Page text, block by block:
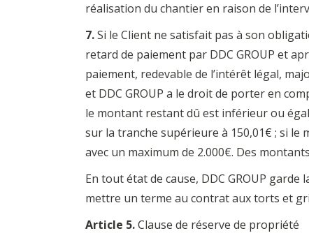
réalisation du chantier en raison de
7.Si le Client ne satisfait pas à son
retard de paiement par DDC GROUP et
paiement, redevable de l’intérêt légal,
et DDC GROUP a le droit de porter en
le montant restant dû est inférieur ou
sur la tranche supérieure à 150,01€ ; si
avec un maximum de 2.000€. Des
En tout état de cause, DDC GROUP
mettre un terme au contrat aux torts et
Article 5.Clause de réserve de propriété